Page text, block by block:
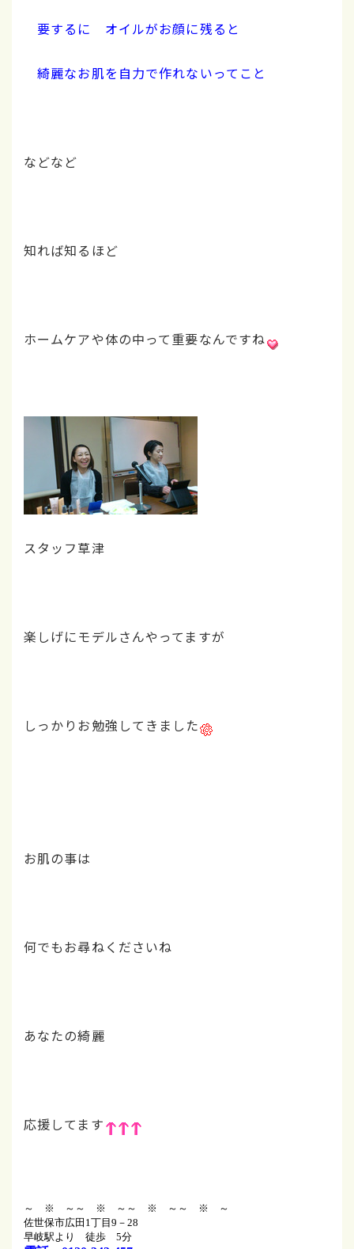
要するに オイルがお顔に残ると
綺麗なお肌を自力で作れないってこと
などなど
知れば知るほど
ホームケアや体の中って重要なんですね
スタッフ草津
楽しげにモデルさんやってますが
しっかりお勉強してきました
お肌の事は
何でもお尋ねくださいね
あなたの綺麗
応援してます
～ ※ ～ ～ ※ ～ ～ ※ ～ ～ ※ ～
佐世保市広田1丁目9－28
早岐駅より 徒歩 5分